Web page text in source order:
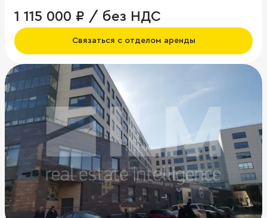
1 115 000 ₽ / без НДС
Связаться с отделом аренды